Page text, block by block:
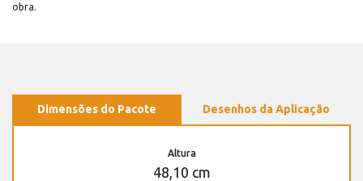
obra.
Dimensões do Pacote Desenhos da Aplicação
Altura
48,10 cm